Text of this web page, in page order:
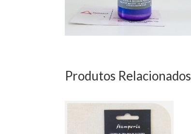
Produtos Relacionados